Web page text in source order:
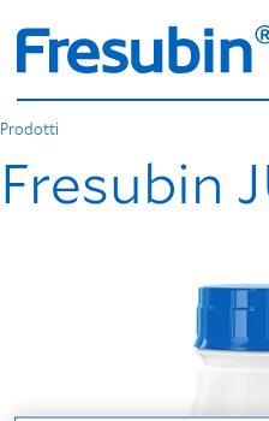
Prodotti
Fresubin